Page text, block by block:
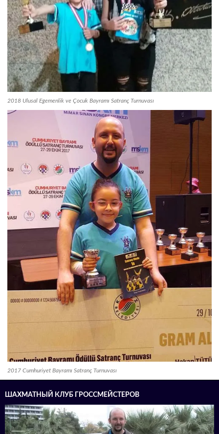
2018 Ulusal Egemenlik ve Çocuk Bayramı Satranç Turnuvası
2017 Cumhuriyet Bayramı Satranç Turnuvası
ШАХМАТНЫЙ КЛУБ ГРОССМЕЙСТЕРОВ